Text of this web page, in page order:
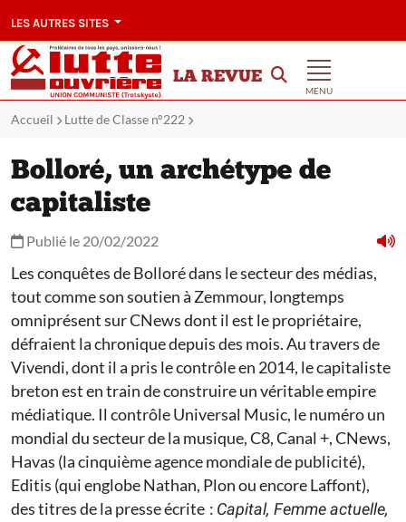
LES AUTRES SITES
LA REVUE
MENU
Accueil Lutte de Classe n°222
Bolloré, un archétype de
capitaliste
Publié le 20/02/2022
Les conquêtes de Bolloré dans le secteur des médias,
tout comme son soutien à Zemmour, longtemps
omniprésent sur CNews dont il est le propriétaire,
défraient la chronique depuis des mois. Au travers de
Vivendi, dont il a pris le contrôle en 2014, le capitaliste
breton est en train de construire un véritable empire
médiatique. Il contrôle Universal Music, le numéro un
mondial du secteur de la musique, C8, ­Canal +, CNews,
Havas (la cinquième agence mondiale de publicité),
Editis (qui englobe Nathan, Plon ou encore Laffont),
des titres de la presse écrite : Capital, Femme actuelle,